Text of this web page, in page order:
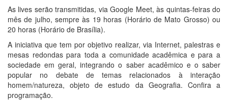
As lives serão transmitidas, via Google Meet, às quintas-feiras do
mês de julho, sempre às 19 horas (Horário de Mato Grosso) ou
20 horas (Horário de Brasília).
A iniciativa que tem por objetivo realizar, via Internet, palestras e
mesas redondas para toda a comunidade acadêmica e para a
sociedade em geral, integrando o saber acadêmico e o saber
popular no debate de temas relacionados à interação
homem/natureza, objeto de estudo da Geografia. Confira a
programação.